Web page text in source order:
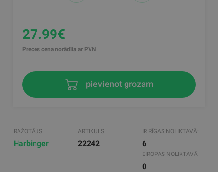
27.99€
Preces cena norādīta ar PVN
pievienot grozam
RAŽOTĀJS
Harbinger
ARTIKULS
22242
IR RĪGAS NOLIKTAVĀ:
6
EIROPAS NOLIKTAVĀ
0